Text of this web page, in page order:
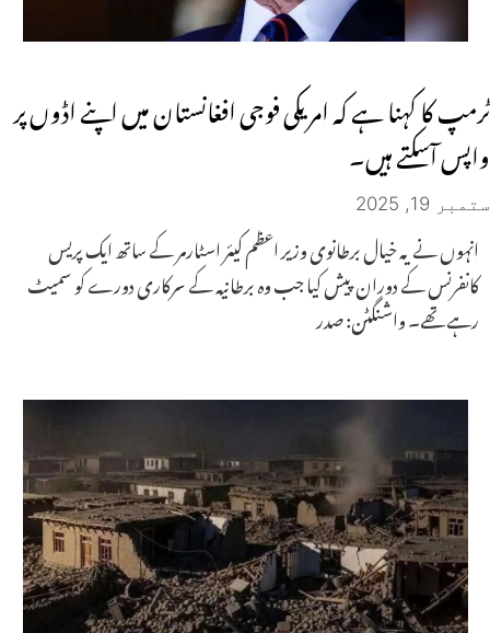
ٹرمپ کا کہنا ہے کہ امریکی فوجی افغانستان میں اپنے اڈوں پر
واپس آسکتے ہیں۔
ستمبر 19, 2025
انہوں نے یہ خیال برطانوی وزیر اعظم کیئر اسٹارمر کے ساتھ ایک پریس
کانفرنس کے دوران پیش کیا جب وہ برطانیہ کے سرکاری دورے کو سمیٹ
رہے تھے۔ واشنگٹن: صدر